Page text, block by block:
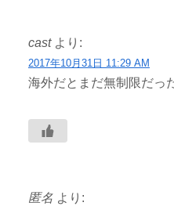
cast より:
2017年10月31日 11:29 AM
海外だとまだ無制限だっ
匿名 より: